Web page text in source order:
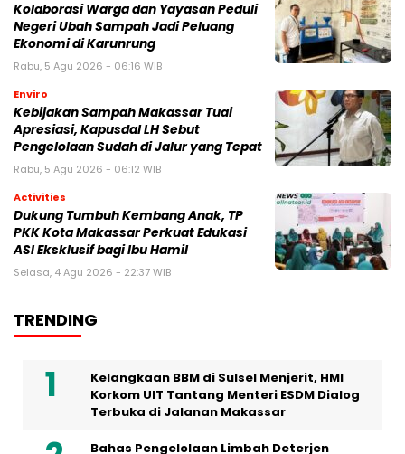
Kolaborasi Warga dan Yayasan Peduli
Negeri Ubah Sampah Jadi Peluang
Ekonomi di Karunrung
Rabu, 5 Agu 2026 - 06:16 WIB
Enviro
Kebijakan Sampah Makassar Tuai
Apresiasi, Kapusdal LH Sebut
Pengelolaan Sudah di Jalur yang Tepat
Rabu, 5 Agu 2026 - 06:12 WIB
Activities
Dukung Tumbuh Kembang Anak, TP
PKK Kota Makassar Perkuat Edukasi
ASI Eksklusif bagi Ibu Hamil
Selasa, 4 Agu 2026 - 22:37 WIB
TRENDING
Kelangkaan BBM di Sulsel Menjerit, HMI
Korkom UIT Tantang Menteri ESDM Dialog
Terbuka di Jalanan Makassar
Bahas Pengelolaan Limbah Deterjen